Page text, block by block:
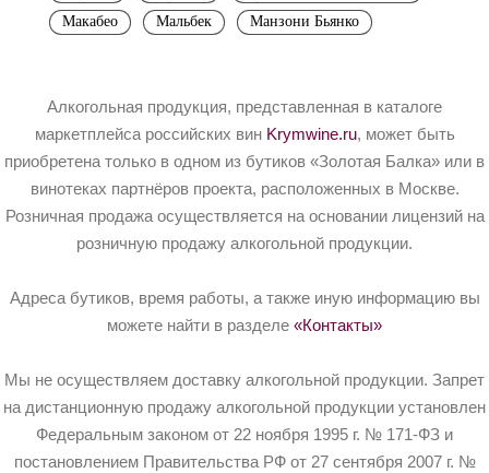
Макабео
Мальбек Манзони Бьянко
Алкогольная продукция, представленная в каталоге
маркетплейса российских вин Krymwine.ru, может быть
приобретена только в одном из бутиков «Золотая Балка» или в
винотеках партнёров проекта, расположенных в Москве.
Розничная продажа осуществляется на основании лицензий на
розничную продажу алкогольной продукции.
Адреса бутиков, время работы, а также иную информацию вы
можете найти в разделе «Контакты»
Мы не осуществляем доставку алкогольной продукции. Запрет
на дистанционную продажу алкогольной продукции установлен
Федеральным законом от 22 ноября 1995 г. № 171-ФЗ и
постановлением Правительства РФ от 27 сентября 2007 г. №